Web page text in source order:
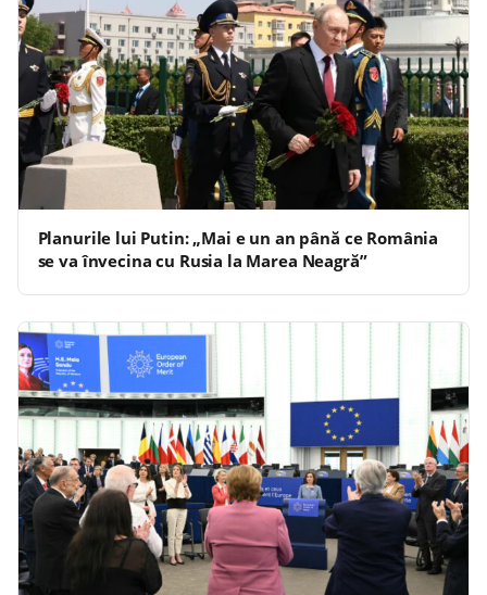
Planurile lui Putin: „Mai e un an până ce România
se va învecina cu Rusia la Marea Neagră”